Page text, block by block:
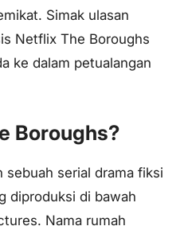
Simak ulasan
Netflix The Boroughs
ke dalam petualangan
Boroughs?
sebuah serial drama fiksi
diproduksi di bawah
Nama rumah